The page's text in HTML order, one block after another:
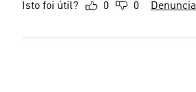
Isto foi útil? 0 0